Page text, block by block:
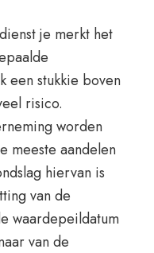
je merkt het
een stukkie boven
risico.
worden
meeste aandelen
hiervan is
van de
waardepeildatum
van de